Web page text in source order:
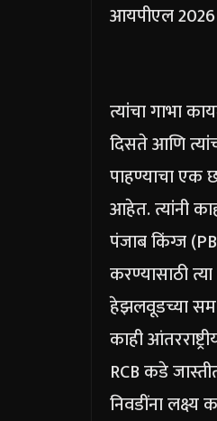
आयपीएल
त्यांचा गाभा
दिसते आणि
पाहण्याचा एक
आहेत. त्यांनी
पंजाब किंग्ज
करण्यासाठी
हेझलवूडच्या
काही
RCB कडे
निवडींना